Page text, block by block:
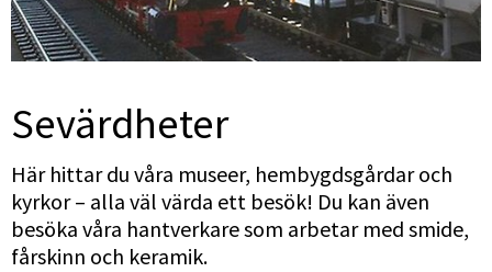
Sevärdheter
Här hittar du våra museer, hembygdsgårdar och
kyrkor – alla väl värda ett besök! Du kan även
besöka våra hantverkare som arbetar med smide,
fårskinn och keramik.